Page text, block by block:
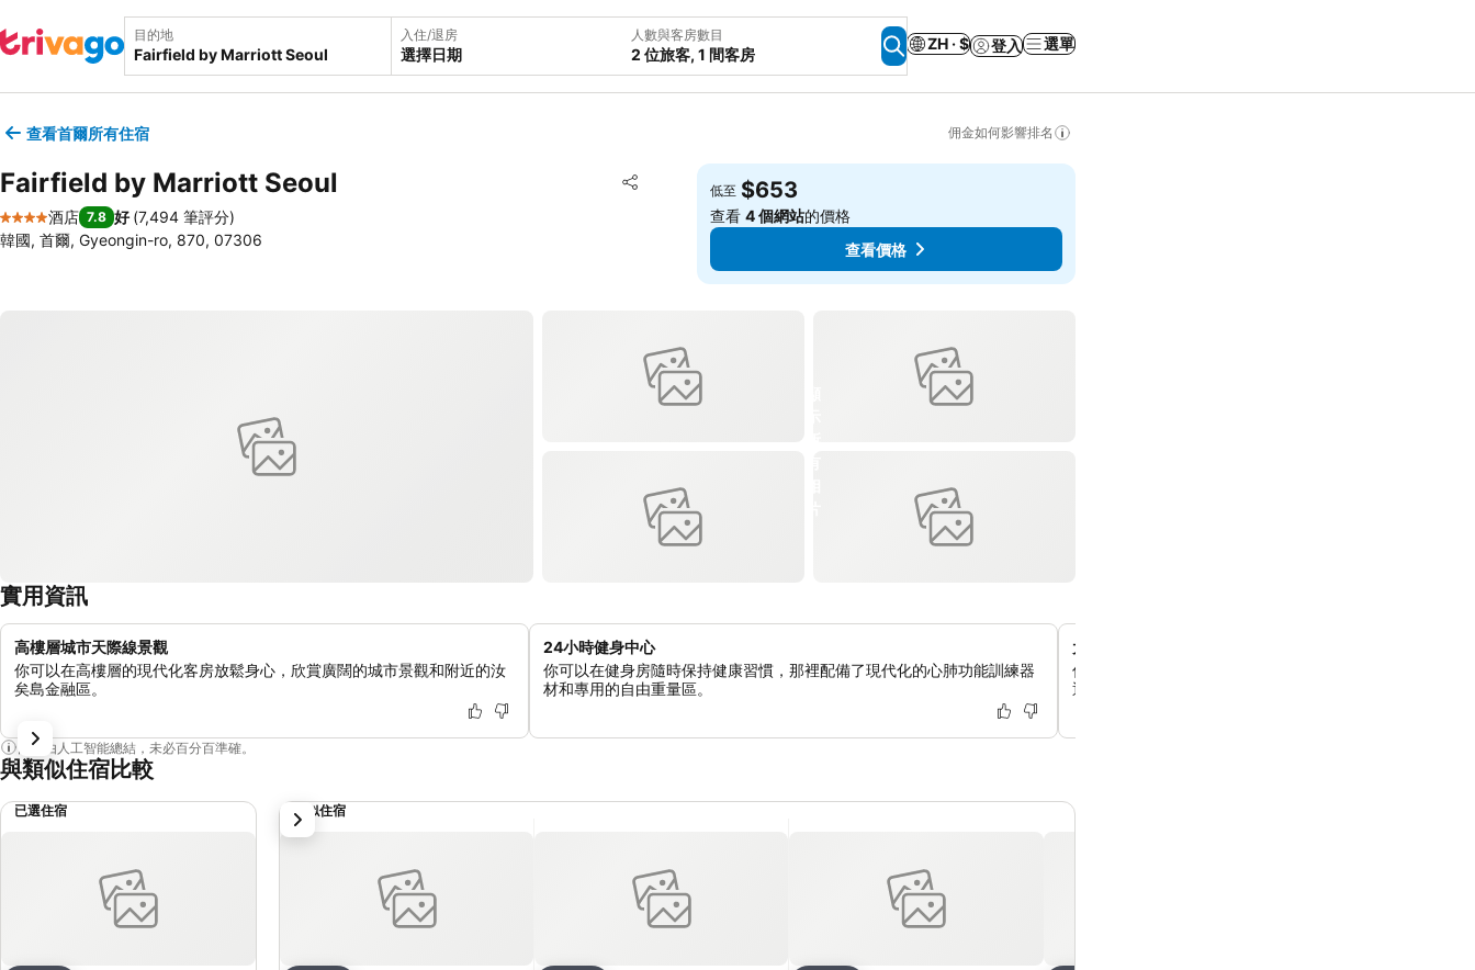
目的地 入住/退房
選擇日期
人數與客房數目
2 位旅客, 1 間客房
ZH · $ 登入 選單
查看首爾所有住宿 佣金如何影響排名
Fairfield by Marriott Seoul 分享
放到收藏夾
4 星級
酒店 7.8 好 (7,494 筆評分)
韓國, 首爾, Gyeongin-ro, 870, 07306
低至 $653
查看4 個網站的價格
查看價格
實用資訊
高樓層城市天際線景觀
你可以在高樓層的現代化客房放鬆身心，欣賞廣闊的城市景觀和附近的汝
矣島金融區。
24小時健身中心
你可以在健身房隨時保持健康習慣，那裡配備了現代化的心肺功能訓練器
材和專用的自由重量區。
大堂 WOWPASS 自助服務機
你可以使用大堂內的專用機器辦理或充值 WOWPASS，輕
通工具，讓你的首爾之旅更簡單。
內容由人工智能總結，未必百分百準確。
與類似住宿比較
已選住宿 類似住宿
下一步